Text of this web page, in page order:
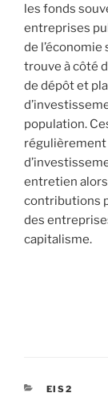
les fonds
entreprises
de l’économie
trouve à côté
de dépôt et
population.
régulièrement
entretien
contributions
des
capitalisme.
EIS2